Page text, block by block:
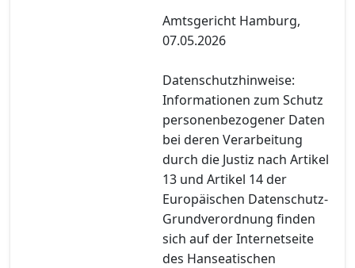
Amtsgericht Hamburg,
07.05.2026
Datenschutzhinweise:
Informationen zum Schutz
personenbezogener Daten
bei deren Verarbeitung
durch die Justiz nach Artikel
13 und Artikel 14 der
Europäischen Datenschutz-
Grundverordnung finden
sich auf der Internetseite
des Hanseatischen